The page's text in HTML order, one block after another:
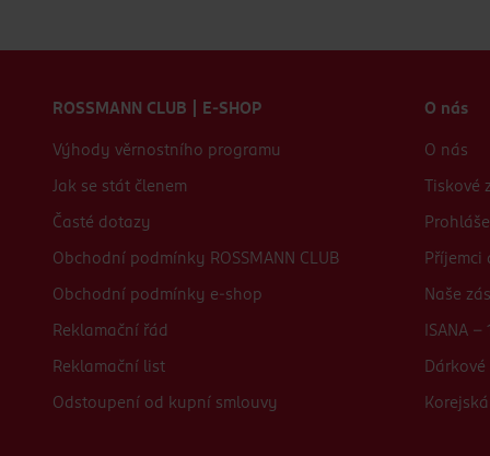
ROSSMANN CLUB | E-SHOP
Výhody věrnostního programu
Jak se stát členem
Časté dotazy
Obchodní podmínky ROSSMANN CLUB
Obchodní podmínky e-shop
Reklamační řád
Reklamační list
Odstoupení od kupní smlouvy
O nás
O nás
Tiskové
Příjemci
Naše
ISANA